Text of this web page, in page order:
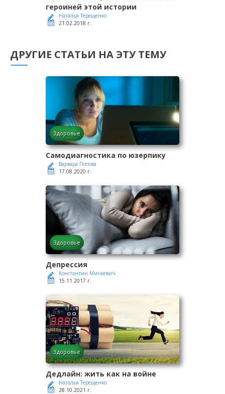
героиней этой истории
Наталья Терещенко
21.02.2018 г.
ДРУГИЕ СТАТЬИ НА ЭТУ ТЕМУ
Здоровье
Самодиагностика по юзерпику
Варвара Попова
17.08.2020 г.
Здоровье
Депрессия
Константин Минкевич
15.11.2017 г.
Здоровье
Дедлайн: жить как на войне
Наталья Терещенко
28.10.2021 г.